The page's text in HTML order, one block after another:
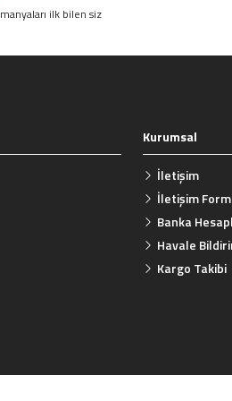
daha pahalı.ilk bilen siz
Kurumsal
İletişim
İletişim
Banka
Havale
Kargo Takibi